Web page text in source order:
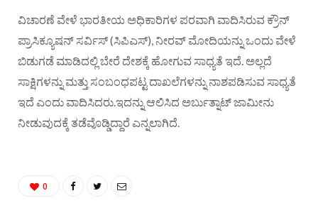
ವಿಚಾರಣೆ ವೇಳೆ ಭಾರತೀಯ ಅಧಿಕಾರಿಗಳ ಪರವಾಗಿ ವಾದಿಸಿರುವ ಕ್ರೌನ್
ಪ್ರಾಸಿಕ್ಯೂಷನ್ ಸರ್ವಿಸ್ (ಸಿಪಿಎಸ್), ನೀರವ್ ಮೋದಿಯನ್ನು ಒಂದು ವೇಳೆ
ಬಿಡುಗಡೆ ಮಾಡಿದಲ್ಲಿ ಬೇರೆ ದೇಶಕ್ಕೆ ಹೋಗುವ ಸಾಧ್ಯತೆ ಇದೆ. ಅಲ್ಲದೆ
ಸಾಕ್ಷಿಗಳನ್ನು ಮತ್ತು ಸಂಬಂಧಪಟ್ಟ ದಾಖಲೆಗಳನ್ನು ನಾಶಪಡಿಸುವ ಸಾಧ್ಯತೆ
ಇದೆ ಎಂದು ವಾದಿಸಿದರು.ಇದನ್ನು ಆಲಿಸಿದ ಅರ್ಬುತ್ನಾಟ್ ಜಾಮೀನು
ನೀಡುವುದಕ್ಕೆ ತಡೆವೊಡ್ಡಿದ್ದಾರೆ ಎನ್ನಲಾಗಿದೆ.
0